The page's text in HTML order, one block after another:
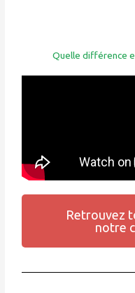
Quelle différence
Retrouvez
notre